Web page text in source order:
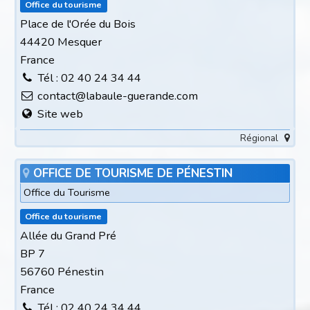
Office du tourisme
Place de l'Orée du Bois
44420 Mesquer
France
Tél : 02 40 24 34 44
contact@labaule-guerande.com
Site web
Régional
OFFICE DE TOURISME DE PÉNESTIN
Office du Tourisme
Office du tourisme
Allée du Grand Pré
BP 7
56760 Pénestin
France